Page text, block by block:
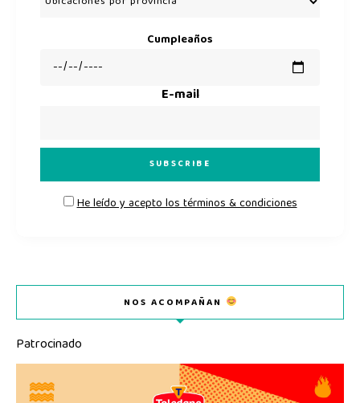
Cumpleaños
E-mail
He leído y acepto los términos & condiciones
NOS ACOMPAÑAN
Patrocinado